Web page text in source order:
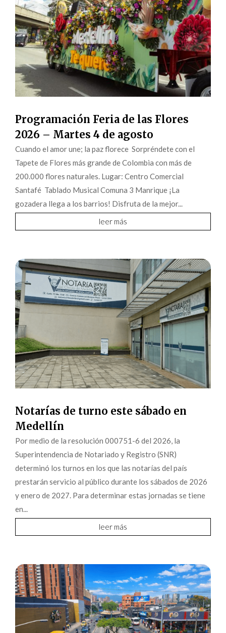
Programación Feria de las Flores
2026 – Martes 4 de agosto
Cuando el amor une; la paz florece Sorpréndete con el
Tapete de Flores más grande de Colombia con más de
200.000 flores naturales. Lugar: Centro Comercial
Santafé Tablado Musical Comuna 3 Manrique ¡La
gozadera llega a los barrios! Disfruta de la mejor...
leer más
Notarías de turno este sábado en
Medellín
Por medio de la resolución 000751-6 del 2026, la
Superintendencia de Notariado y Registro (SNR)
determinó los turnos en los que las notarías del país
prestarán servicio al público durante los sábados de 2026
y enero de 2027. Para determinar estas jornadas se tiene
en...
leer más